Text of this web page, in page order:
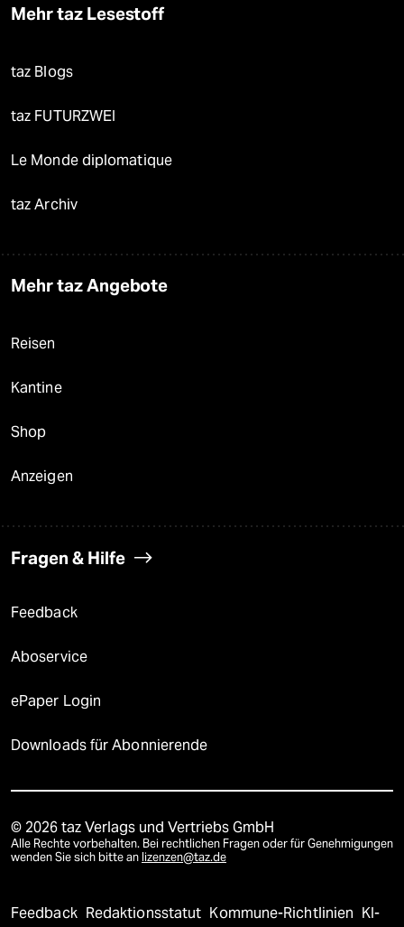
Mehr taz Lesestoff
taz Blogs
taz FUTURZWEI
Le Monde diplomatique
taz Archiv
Mehr taz Angebote
Reisen
Kantine
Shop
Anzeigen
Fragen & Hilfe
Feedback
Aboservice
ePaper Login
Downloads für Abonnierende
© 2026 taz Verlags und Vertriebs GmbH
Alle Rechte vorbehalten. Bei rechtlichen Fragen oder für Genehmigungen
wenden Sie sich bitte an lizenzen@taz.de
Feedback Redaktionsstatut Kommune-Richtlinien KI-